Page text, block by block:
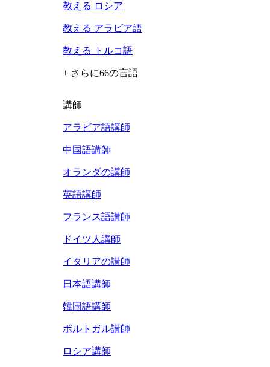
教える ロシア
教える アラビア語
教える トルコ語
+ さらに66の言語
講師
アラビア語講師
中国語講師
オランダの講師
英語講師
フランス語講師
ドイツ人講師
イタリアの講師
日本語講師
韓国語講師
ポルトガル講師
ロシア講師